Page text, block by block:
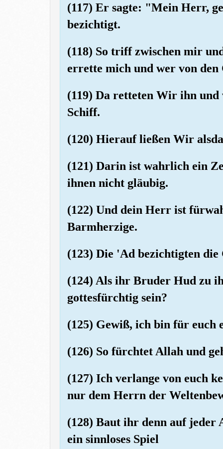
(117) Er sagte: "Mein Herr,
bezichtigt.
(118) So triff zwischen mir
errette mich und wer von
(119) Da retteten Wir ihn
Schiff.
(120) Hierauf ließen Wir
(121) Darin ist wahrlich ein
ihnen nicht gläubig.
(122) Und dein Herr ist
Barmherzige.
(123) Die 'Ad bezichtigten die
(124) Als ihr Bruder Hud zu
gottesfürchtig sein?
(125) Gewiß, ich bin für euch
(126) So fürchtet Allah und
(127) Ich verlange von euch
nur dem Herrn der
(128) Baut ihr denn auf jeder
ein sinnloses Spiel